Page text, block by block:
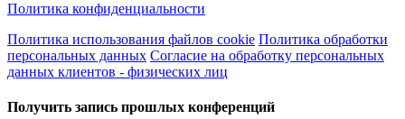
Политика конфиденциальности
Политика использования файлов cookie Политика обработки
персональных данных Согласие на обработку персональных
данных клиентов - физических лиц
Получить запись прошлых конференций